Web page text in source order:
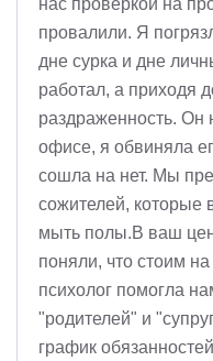
нас проверкой на
провалили. Я
дне сурка и дне
работал, а приходя
раздраженность. Он
офисе, я обвиняла
сошла на нет. Мы
сожителей, которые
мыть полы.В ваш
поняли, что стоим
психолог помогла
"родителей" и
график